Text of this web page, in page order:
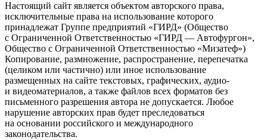
Настоящий сайт является объектом авторского права,
исключительные права на использование которого
принадлежат Группе предприятий «ГИРД» (Общество
с Ограниченной Ответственностью «ГИРД — Автофургон»,
Общество с Ограниченной Ответственностью «Мизатеф»)
Копирование, размножение, распространение, перепечатка
(целиком или частично) или иное использование
размещенных на сайте текстовых, графических, аудио-
и видеоматериалов, а также файлов всех форматов без
письменного разрешения автора не допускается. Любое
нарушение авторских прав будет преследоваться
на основании российского и международного
законодательства.